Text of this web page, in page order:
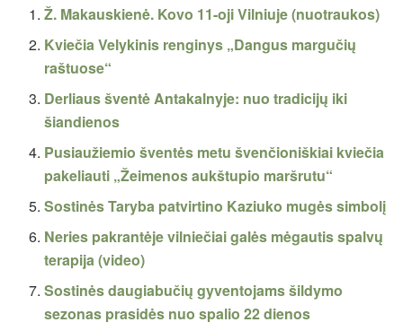
Ž. Makauskienė. Kovo 11-oji Vilniuje (nuotraukos)
Kviečia Velykinis renginys „Dangus margučių
raštuose“
Derliaus šventė Antakalnyje: nuo tradicijų iki
šiandienos
Pusiaužiemio šventės metu švenčioniškiai kviečia
pakeliauti „Žeimenos aukštupio maršrutu“
Sostinės Taryba patvirtino Kaziuko mugės simbolį
Neries pakrantėje vilniečiai galės mėgautis spalvų
terapija (video)
Sostinės daugiabučių gyventojams šildymo
sezonas prasidės nuo spalio 22 dienos